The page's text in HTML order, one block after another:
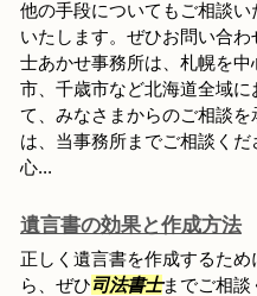
他の手段についてもご相談い
いたします。ぜひお問い合わ
士あかせ事務所は、札幌を
市、千歳市など北海道全域
て、みなさまからのご相談
は、当事務所までご相談く
心...
遺言書の効果と作成方法
正しく遺言書を作成するた
ら、ぜひ司法書士までご相談